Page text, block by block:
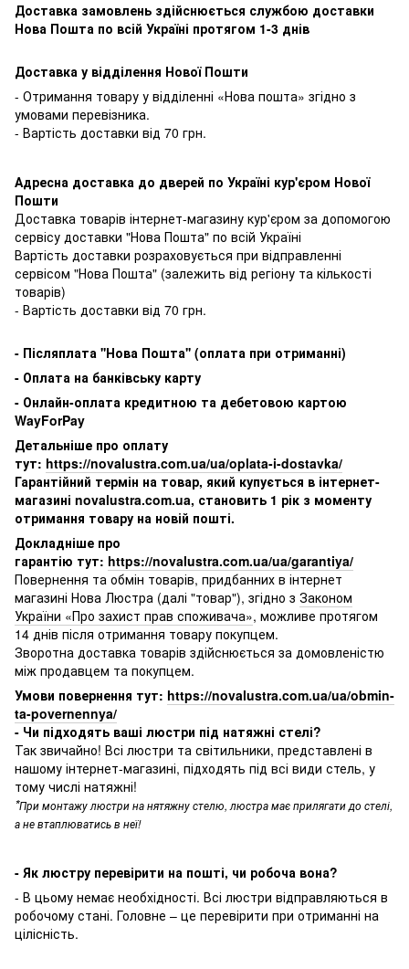
Доставка замовлень здійснюється службою доставки
Нова Пошта по всій Україні протягом 1-3 днів
Доставка у відділення Нової Пошти
- Отримання товару у відділенні «Нова пошта» згідно з
умовами перевізника.
- Вартість доставки від 70 грн.
Адресна доставка до дверей по Україні кур'єром Нової
Пошти
Доставка товарів інтернет-магазину кур'єром за допомогою
сервісу доставки "Нова Пошта" по всій Україні
Вартість доставки розраховується при відправленні
сервісом "Нова Пошта" (залежить від регіону та кількості
товарів)
- Вартість доставки від 70 грн.
- Післяплата ''Нова Пошта'' (оплата при отриманні)
- Оплата на банківську карту
- Онлайн-оплата кредитною та дебетовою картою
WayForPay
Детальніше про оплату
тут: https://novalustra.com.ua/ua/oplata-i-dostavka/
Гарантійний термін на товар, який купується в інтернет-
магазині novalustra.com.ua, становить 1 рік з моменту
отримання товару на новій пошті.
Докладніше про
гарантію тут: https://novalustra.com.ua/ua/garantiya/
Повернення та обмін товарів, придбанних в інтернет
магазині Нова Люстра (далі "товар"), згідно з Законом
України «Про захист прав споживача», можливе протягом
14 днів після отримання товару покупцем.
Зворотна доставка товарів здійснюється за домовленістю
між продавцем та покупцем.
Умови повернення тут: https://novalustra.com.ua/ua/obmin-
ta-povernennya/
- Чи підходять ваші люстри під натяжні стелі?
Так звичайно! Всі люстри та світильники, представлені в
нашому інтернет-магазині, підходять під всі види стель, у
тому числі натяжні!
*При монтажу люстри на нятяжну стелю, люстра має прилягати до стелі,
а не втаплюватись в неї!
- Як люстру перевірити на пошті, чи робоча вона?
- В цьому немає необхідності. Всі люстри відправляються в
робочому стані. Головне – це перевірити при отриманні на
цілісність.